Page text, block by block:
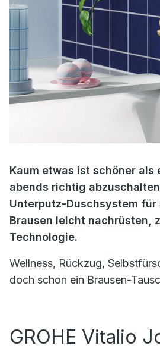
Kaum etwas ist schöner als
abends richtig
Unterputz-Duschsystem für
Brausen leicht nachrüsten,
Technologie.
Wellness, Rückzug,
doch schon ein Brausen-
GROHE Vitalio